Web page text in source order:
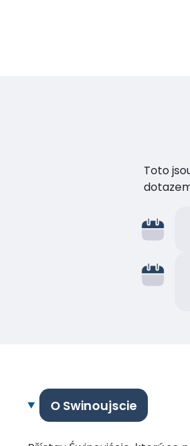
Toto
O Swinoujscie